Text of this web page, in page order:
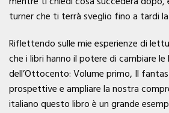
turner che ti terrà sveglio fino a tardi
Riflettendo sulle mie esperienze di
che i libri hanno il potere di cambiare
dell’Ottocento: Volume primo, Il
prospettive e ampliare la nostra
italiano questo libro è un grande